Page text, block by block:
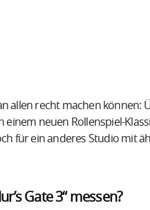
allen recht machen
einem neuen Rollenspiel-
für ein anderes Studio mit
Gate 3“ messen?